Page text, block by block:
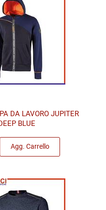
DA LAVORO JUPITER
BLUE
Quantità
Agg. Carrello